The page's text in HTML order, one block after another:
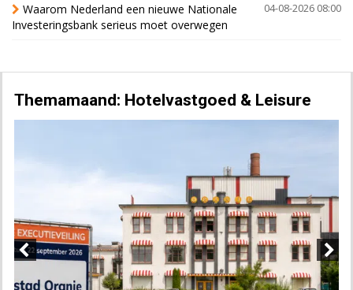
04-08-2026 08:00
Waarom Nederland een nieuwe Nationale
Investeringsbank serieus moet overwegen
Themamaand: Hotelvastgoed & Leisure
Next